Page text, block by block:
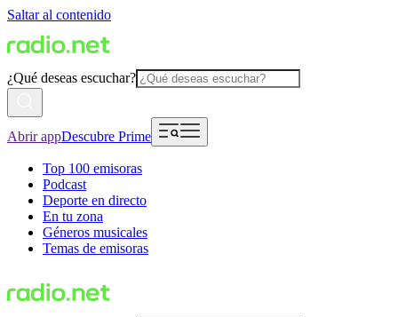
Saltar al contenido
¿Qué deseas escuchar?
Abrir appDescubre Prime
Top 100 emisoras
Podcast
Deporte en directo
En tu zona
Géneros musicales
Temas de emisoras